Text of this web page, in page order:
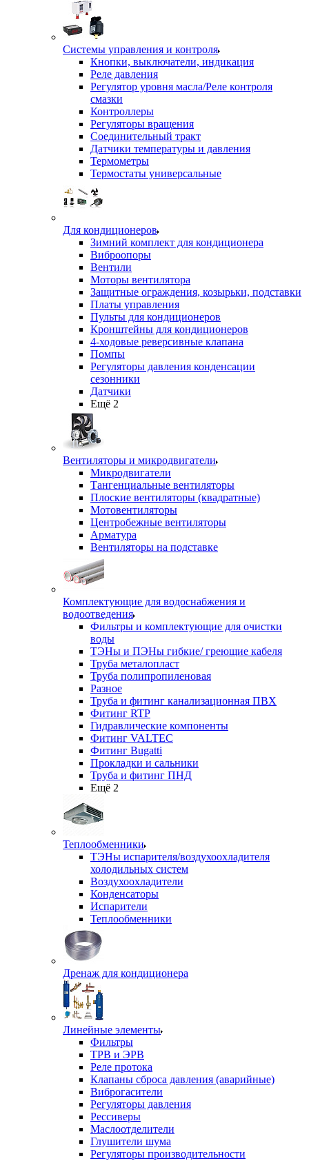
Системы управления и контроля
Кнопки, выключатели, индикация
Реле давления
Регулятор уровня масла/Реле контроля
смазки
Контроллеры
Регуляторы вращения
Соединительный тракт
Датчики температуры и давления
Термометры
Термостаты универсальные
Для кондиционеров
Зимний комплект для кондиционера
Виброопоры
Вентили
Моторы вентилятора
Защитные ограждения, козырьки, подставки
Платы управления
Пульты для кондиционеров
Кронштейны для кондиционеров
4-ходовые реверсивные клапана
Помпы
Регуляторы давления конденсации
сезонники
Датчики
Ещё 2
Вентиляторы и микродвигатели
Микродвигатели
Тангенциальные вентиляторы
Плоские вентиляторы (квадратные)
Мотовентиляторы
Центробежные вентиляторы
Арматура
Вентиляторы на подставке
Комплектующие для водоснабжения и
водоотведения
Фильтры и комплектующие для очистки
воды
ТЭНы и ПЭНы гибкие/ греющие кабеля
Труба металопласт
Труба полипропиленовая
Разное
Труба и фитинг канализационная ПВХ
Фитинг RTP
Гидравлические компоненты
Фитинг VALTEC
Фитинг Bugatti
Прокладки и сальники
Труба и фитинг ПНД
Ещё 2
Теплообменники
ТЭНы испарителя/воздухоохладителя
холодильных систем
Воздухоохладители
Конденсаторы
Испарители
Теплообменники
Дренаж для кондиционера
Линейные элементы
Фильтры
ТРВ и ЭРВ
Реле протока
Клапаны сброса давления (аварийные)
Виброгасители
Регуляторы давления
Рессиверы
Маслоотделители
Глушители шума
Регуляторы производительности